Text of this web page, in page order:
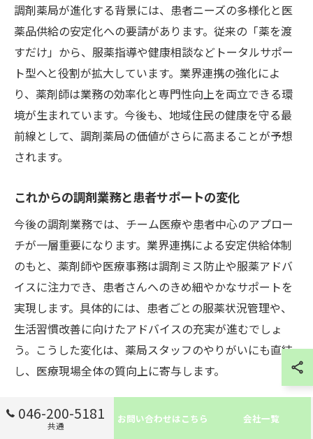
調剤薬局が進化する背景には、患者ニーズの多様化と医
薬品供給の安定化への要請があります。従来の「薬を渡
すだけ」から、服薬指導や健康相談などトータルサポー
ト型へと役割が拡大しています。業界連携の強化によ
り、薬剤師は業務の効率化と専門性向上を両立できる環
境が生まれています。今後も、地域住民の健康を守る最
前線として、調剤薬局の価値がさらに高まることが予想
されます。
これからの調剤業務と患者サポートの変化
今後の調剤業務では、チーム医療や患者中心のアプロー
チが一層重要になります。業界連携による安定供給体制
のもと、薬剤師や医療事務は調剤ミス防止や服薬アドバ
イスに注力でき、患者さんへのきめ細やかなサポートを
実現します。具体的には、患者ごとの服薬状況管理や、
生活習慣改善に向けたアドバイスの充実が進むでしょ
う。こうした変化は、薬局スタッフのやりがいにも直結
し、医療現場全体の質向上に寄与します。
046-200-5181
共通
お問い合わせはこちら 会社一覧